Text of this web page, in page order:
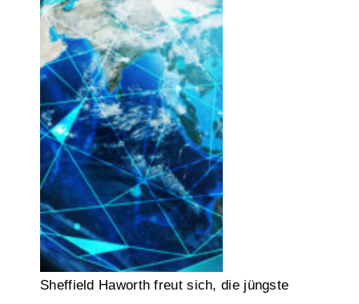
Sheffield Haworth freut sich, die jüngste